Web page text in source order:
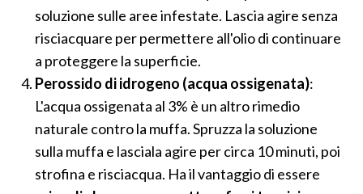
soluzione sulle aree infestate. Lascia agire senza
risciacquare per permettere all'olio di continuare
a proteggere la superficie.
Perossido di idrogeno (acqua ossigenata):
L'acqua ossigenata al 3% è un altro rimedio
naturale contro la muffa. Spruzza la soluzione
sulla muffa e lasciala agire per circa 10 minuti, poi
strofina e risciacqua. Ha il vantaggio di essere